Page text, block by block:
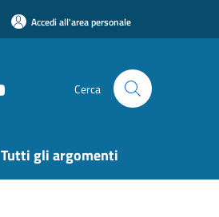
Accedi all'area personale
Cerca
Tutti gli argomenti